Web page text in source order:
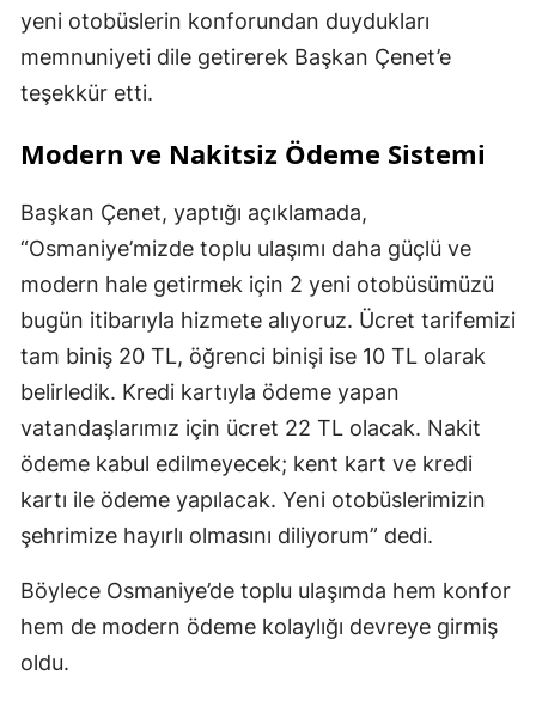
yeni otobüslerin konforundan duydukları
memnuniyeti dile getirerek Başkan Çenet’e
teşekkür etti.
Modern ve Nakitsiz Ödeme Sistemi
Başkan Çenet, yaptığı açıklamada,
“Osmaniye’mizde toplu ulaşımı daha güçlü ve
modern hale getirmek için 2 yeni otobüsümüzü
bugün itibarıyla hizmete alıyoruz. Ücret tarifemizi
tam biniş 20 TL, öğrenci binişi ise 10 TL olarak
belirledik. Kredi kartıyla ödeme yapan
vatandaşlarımız için ücret 22 TL olacak. Nakit
ödeme kabul edilmeyecek; kent kart ve kredi
kartı ile ödeme yapılacak. Yeni otobüslerimizin
şehrimize hayırlı olmasını diliyorum” dedi.
Böylece Osmaniye’de toplu ulaşımda hem konfor
hem de modern ödeme kolaylığı devreye girmiş
oldu.